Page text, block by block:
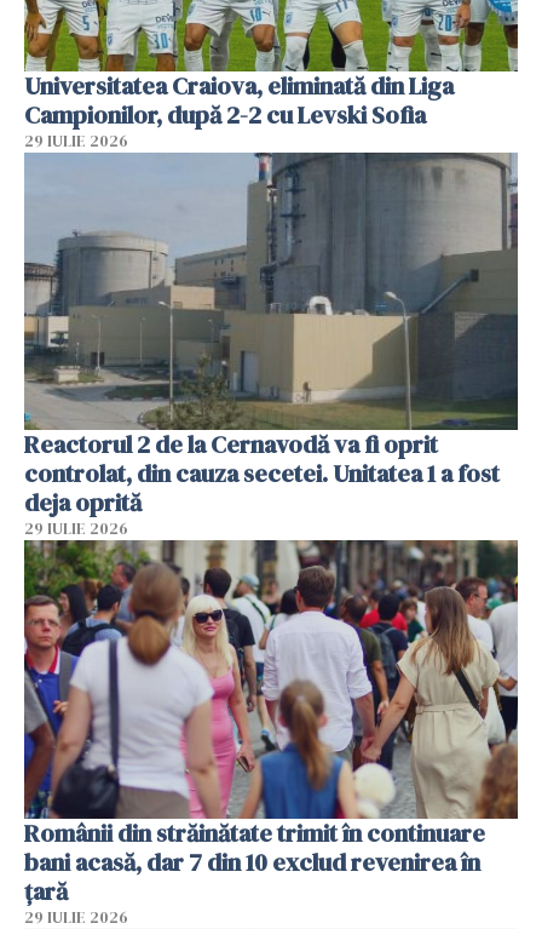
Universitatea Craiova, eliminată din Liga
Campionilor, după 2-2 cu Levski Sofia
29 IULIE 2026
Reactorul 2 de la Cernavodă va fi oprit
controlat, din cauza secetei. Unitatea 1 a fost
deja oprită
29 IULIE 2026
Românii din străinătate trimit în continuare
bani acasă, dar 7 din 10 exclud revenirea în
țară
29 IULIE 2026